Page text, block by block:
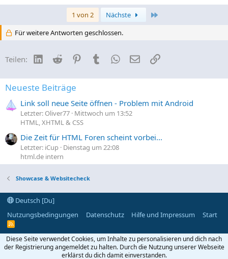
1 von 2 Nächste
Für weitere Antworten geschlossen.
Teilen: LinkedIn
Reddit PinterestTumblrWhatsApp
E-MailLink
Neueste Beiträge
Link soll neue Seite öffnen - Problem mit Android
Letzter: Oliver77 Mittwoch um 13:52
HTML, XHTML & CSS
Die Zeit für HTML Foren scheint vorbei...
Letzter: iCup Dienstag um 22:08
html.de intern
Showcase & Websitecheck
Deutsch [Du]
Nutzungsbedingungen
Datenschutz Hilfe und Impressum Start
R
S
S
Diese Seite verwendet Cookies, um Inhalte zu personalisieren und dich nach
der Registrierung angemeldet zu halten. Durch die Nutzung unserer Webseite
erklärst du dich damit einverstanden.